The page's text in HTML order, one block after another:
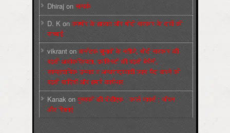
Dhiraj on सम्पर्क
D. K on कश्मीर के हालात और मोदी सरकार के दावों की
सच्चाई
vikrant onकर्नाटक चुनावों के नतीजे, मोदी सरकार की
बढ़ती अलोकप्रियता, फ़ासिस्टों की बढ़ती बेचैनी,
साम्प्रदायिक उन्माद व अन्धराष्ट्रवादी लहर पैदा करने की
बढ़ती साज़िशें और हमारे कार्यभार
Kanak onपुस्‍तकों की पीडीएफ : कार्ल मार्क्‍स : जीवन
और शिक्षाएं